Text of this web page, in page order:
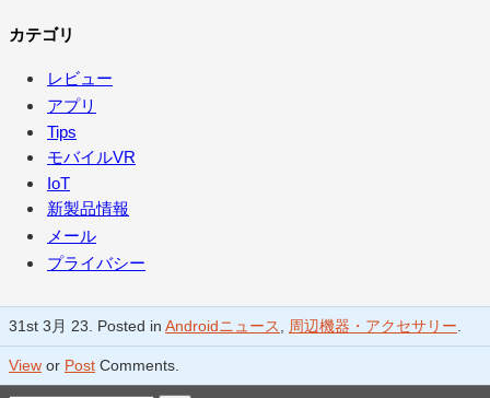
カテゴリ
レビュー
アプリ
Tips
モバイルVR
IoT
新製品情報
メール
プライバシー
31st 3月 23. Posted in Androidニュース 周辺機器・アクセサリー
View or Post Comments.